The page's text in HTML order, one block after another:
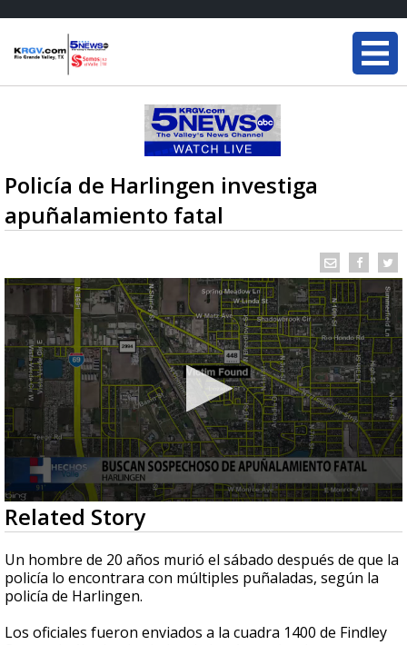
Policía de Harlingen investiga
apuñalamiento fatal
0
seconds
of
29
seconds
Related Story
Un hombre de 20 años murió el sábado después de que la
policía lo encontrara con múltiples puñaladas, según la
policía de Harlingen.
Los oficiales fueron enviados a la cuadra 1400 de Findley